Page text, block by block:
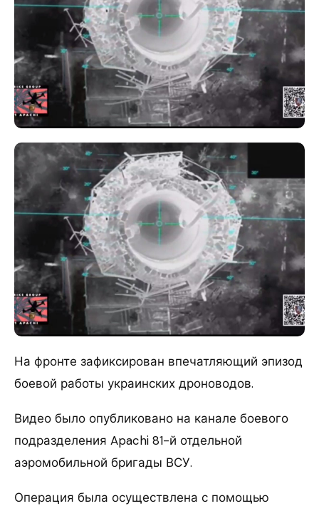
На фронте зафиксирован впечатляющий эпизод
боевой работы украинских дроноводов.
Видео было опубликовано на канале боевого
подразделения Apachi 81-й отдельной
аэромобильной бригады ВСУ.
Операция была осуществлена с помощью